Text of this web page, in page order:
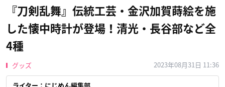
『刀剣乱舞』伝統工芸・金沢加賀蒔絵を施
した懐中時計が登場！清光・長谷部など全
4種
グッズ 2023年08月31日 11:36